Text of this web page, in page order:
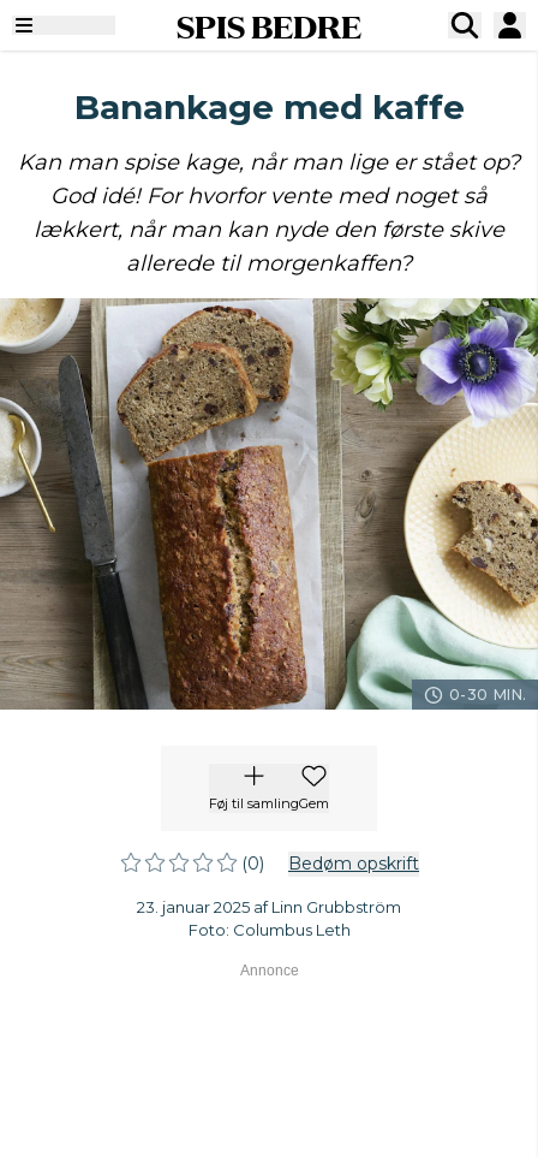
SPIS BEDRE
Banankage med kaffe
Kan man spise kage, når man lige er stået op?
God idé! For hvorfor vente med noget så
lækkert, når man kan nyde den første skive
allerede til morgenkaffen?
0-30 MIN.
Føj til samlingGem
(0) Bedøm opskrift
23. januar 2025 af Linn Grubbström
Foto: Columbus Leth